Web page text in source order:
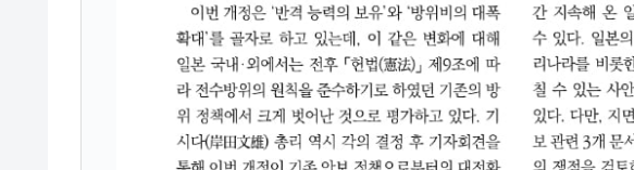
今話題の「楽天ライオンズ」とは？
奇跡の毛色「白毛馬」とは？
全て勝つといくら？ 競馬GI競走で勝利騎手がもらえる賞金とは？
平成仮面ライダーの意外すぎるモチーフとは？